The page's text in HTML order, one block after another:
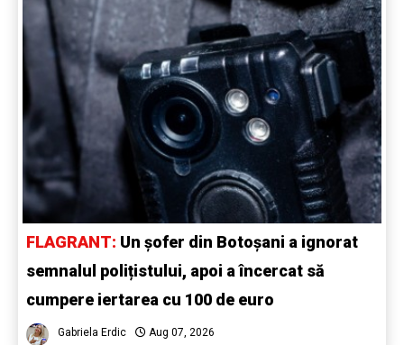
FLAGRANT: Un șofer din Botoșani a ignorat
semnalul polițistului, apoi a încercat să
cumpere iertarea cu 100 de euro
Gabriela Erdic Aug 07, 2026